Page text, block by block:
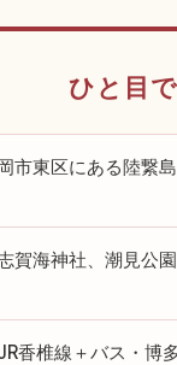
ひと目
市東区にある陸繋
賀海神社、潮見公
香椎線＋バス・博